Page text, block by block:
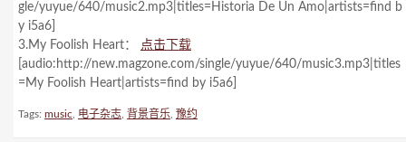
gle/yuyue/640/music2.mp3|titles=Historia De Un Amo|artists=find b
y i5a6]
3.My Foolish Heart： 点击下载
[audio:http://new.magzone.com/single/yuyue/640/music3.mp3|titles
=My Foolish Heart|artists=find by i5a6]
Tags: music 电子杂志 背景音乐 豫约